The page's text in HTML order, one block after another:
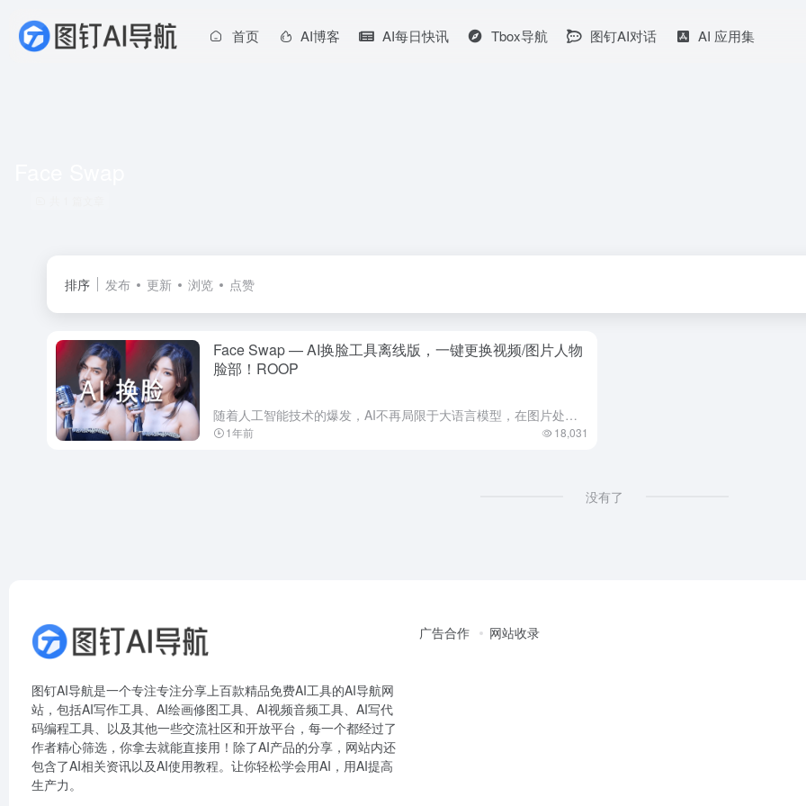
首页 AI博客 AI每日快讯 Tbox导航 图钉AI对话 AI 应用集
排序 发布 更新 浏览 点赞
Face Swap — AI换脸工具离线版，一键更换视频/图片人物
脸部！ROOP
随着人工智能技术的爆发，AI不再局限于大语言模型，在图片处理方面也有非常大的进步，其中AI换脸也是大家一直比较感兴趣的，但这个技术的应用一直有很大的争议。 本质上AI换脸技术（Faceswap）是一个...
1年前 18,031
没有了
图钉AI导航是一个专注专注分享上百款精品免费AI工具的AI导航网
站，包括AI写作工具、AI绘画修图工具、AI视频音频工具、AI写代
码编程工具、以及其他一些交流社区和开放平台，每一个都经过了
作者精心筛选，你拿去就能直接用！除了AI产品的分享，网站内还
包含了AI相关资讯以及AI使用教程。让你轻松学会用AI，用AI提高
生产力。
广告合作 网站收录